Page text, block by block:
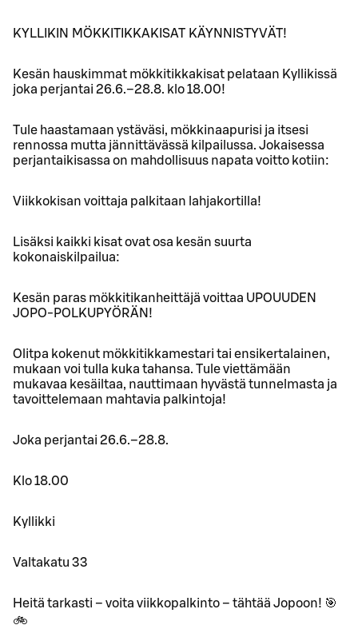
KYLLIKIN MÖKKITIKKAKISAT KÄYNNISTYVÄT!
Kesän hauskimmat mökkitikkakisat pelataan Kyllikissä
joka perjantai 26.6.–28.8. klo 18.00!
Tule haastamaan ystäväsi, mökkinaapurisi ja itsesi
rennossa mutta jännittävässä kilpailussa. Jokaisessa
perjantaikisassa on mahdollisuus napata voitto kotiin:
Viikkokisan voittaja palkitaan lahjakortilla!
Lisäksi kaikki kisat ovat osa kesän suurta
kokonaiskilpailua:
Kesän paras mökkitikanheittäjä voittaa UPOUUDEN
JOPO-POLKUPYÖRÄN!
Olitpa kokenut mökkitikkamestari tai ensikertalainen,
mukaan voi tulla kuka tahansa. Tule viettämään
mukavaa kesäiltaa, nauttimaan hyvästä tunnelmasta ja
tavoittelemaan mahtavia palkintoja!
Joka perjantai 26.6.–28.8.
Klo 18.00
Kyllikki
Valtakatu 33
Heitä tarkasti – voita viikkopalkinto – tähtää Jopoon! 🎯
🚲